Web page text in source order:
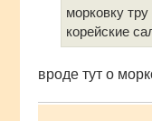
морковку
корейские
вроде тут о